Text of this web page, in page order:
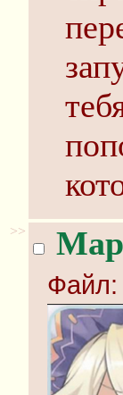
>>
Файл: